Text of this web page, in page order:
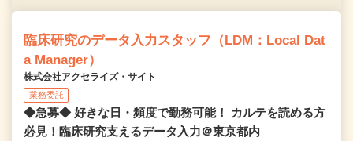
臨床研究のデータ入力スタッフ（LDM：Local Dat
a Manager）
株式会社アクセライズ・サイト
業務委託
◆急募◆ 好きな日・頻度で勤務可能！ カルテを読める方
必見！臨床研究支えるデータ入力＠東京都内